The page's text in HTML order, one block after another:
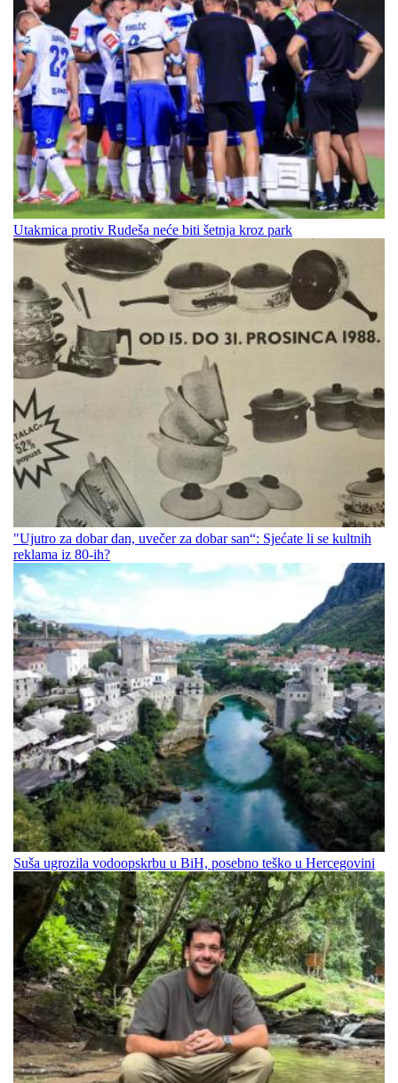
Utakmica protiv Rudeša neće biti šetnja kroz park
"Ujutro za dobar dan, uvečer za dobar san“: Sjećate li se kultnih
reklama iz 80-ih?
Suša ugrozila vodoopskrbu u BiH, posebno teško u Hercegovini